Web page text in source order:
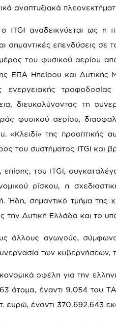
αναπτυξιακά
ITGI αναδεικνύεται ως η
σημαντικές επενδύσεις σε
του φυσικού αερίου
ΕΠΑ Ηπείρου και
ενεργειακής
διευκολύνοντας τη
φυσικού αερίου,
«Κλειδί» της προοπτικής
του συστήματος ITGI και
επίσης, του ITGI,
ρίσκου, η
Ήδη, σημαντικό τμήμα της
την Δυτική Ελλάδα και το
άλλους αγωγούς,
των κυβερνήσεων,
οφέλη για την
άτομα, έναντι 9.054 του
ευρώ, έναντι 370.692.643